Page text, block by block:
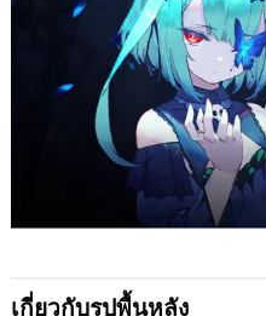
เกี่ยวกับรูปพื้นหลัง